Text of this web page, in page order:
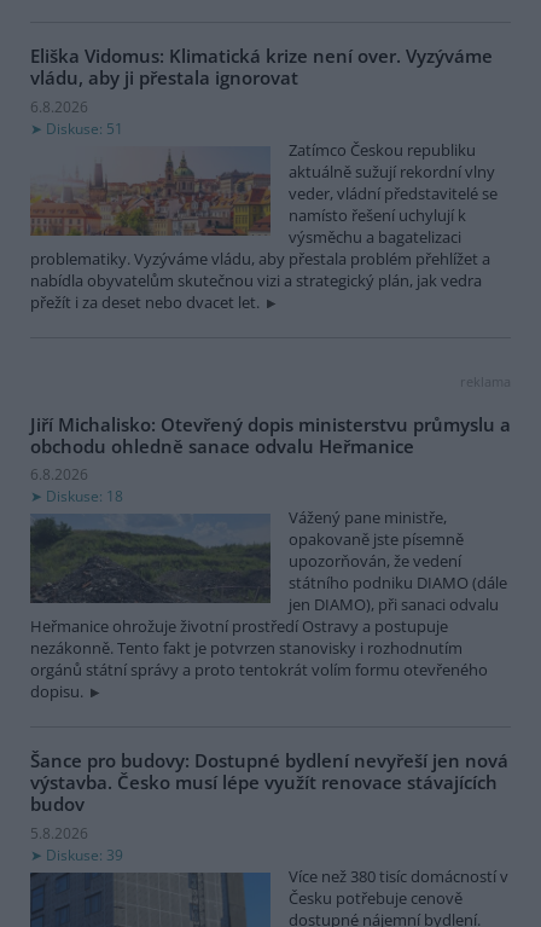
Eliška Vidomus: Klimatická krize není over. Vyzýváme
vládu, aby ji přestala ignorovat
6.8.2026
Diskuse: 51
Zatímco Českou republiku
aktuálně sužují rekordní vlny
veder, vládní představitelé se
namísto řešení uchylují k
výsměchu a bagatelizaci
problematiky. Vyzýváme vládu, aby přestala problém přehlížet a
nabídla obyvatelům skutečnou vizi a strategický plán, jak vedra
přežít i za deset nebo dvacet let.
reklama
Jiří Michalisko: Otevřený dopis ministerstvu průmyslu a
obchodu ohledně sanace odvalu Heřmanice
6.8.2026
Diskuse: 18
Vážený pane ministře,
opakovaně jste písemně
upozorňován, že vedení
státního podniku DIAMO (dále
jen DIAMO), při sanaci odvalu
Heřmanice ohrožuje životní prostředí Ostravy a postupuje
nezákonně. Tento fakt je potvrzen stanovisky i rozhodnutím
orgánů státní správy a proto tentokrát volím formu otevřeného
dopisu.
Šance pro budovy: Dostupné bydlení nevyřeší jen nová
výstavba. Česko musí lépe využít renovace stávajících
budov
5.8.2026
Diskuse: 39
Více než 380 tisíc domácností v
Česku potřebuje cenově
dostupné nájemní bydlení.